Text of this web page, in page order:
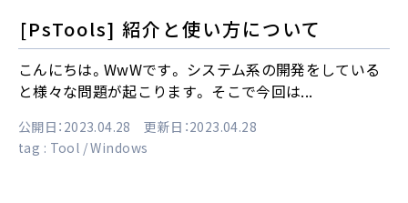
[PsTools] 紹介と使い方について
こんにちは。WwWです。 システム系の開発をしている
と様々な問題が起こります。 そこで今回は...
公開日：2023.04.28 更新日：2023.04.28
tag : Tool Windows